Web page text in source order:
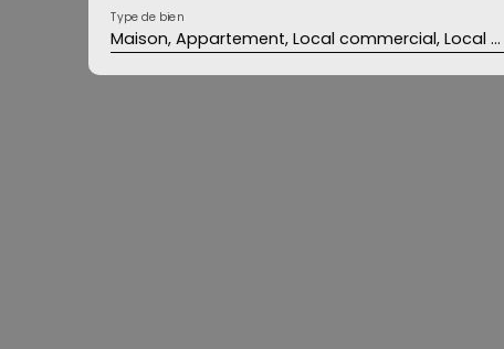
Maison, Appartement, Local commercial, Local professionnel, Immobilier Pro, Local industriel
Type de bien